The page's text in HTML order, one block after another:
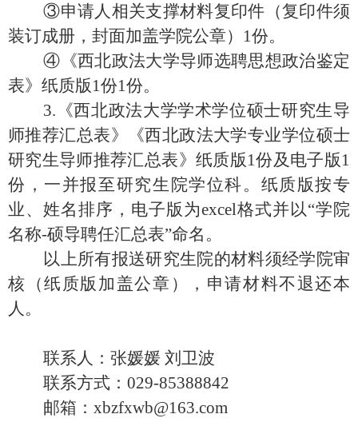
③申请人相关支撑材料复印件（复印件须
装订成册，封面加盖学院公章）1份。
④《西北政法大学导师选聘思想政治鉴定
表》 纸质版1份1份。
3.《西北政法大学学术学位硕士研究生导
师推荐汇总表》《西北政法大学专业学位硕士
研究生导师推荐汇总表》纸质版1份及电子版1
份，一并报至研究生院学位科。纸质版按专
业、姓名排序，电子版为excel格式并以“学院
名称-硕导聘任汇总表”命名。
以上所有报送研究生院的材料须经学院审
核（纸质版加盖公章），申请材料不退还本
人。
联系人：张媛媛 刘卫波
联系方式： 029-85388842
邮箱： xbzfxwb@163.com